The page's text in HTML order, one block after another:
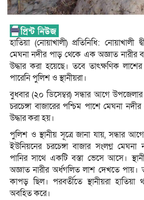
হাতিয়া (নোয়াখালী) প্রতিনিধি: নোয়াখালী
মেঘনা নদীর পাড় থেকে এক অজ্ঞাত নারীর
উদ্ধার করা হয়েছে। তবে তাৎক্ষণিক
পারেনি পুলিশ ও স্থানীয়রা।
বুধবার (২০ ডিসেম্বর) সন্ধার আগে
চরচেঙ্গা বাজারের পশ্চিম পাশে মেঘনা
উদ্ধার করা হয়।
পুলিশ ও স্থানীয় সূত্রে জানা যায়, সন্ধার
ইউনিয়নের চরচেঙ্গা বাজার সংলগ্ন
পানির সাথে একটি বস্তা ভেসে আসে।
অজ্ঞাত নারীর অর্ধগলিত লাশ দেখতে পায়।
কাপড় ছিল। পরবর্তীতে স্থানীয়রা হাতিয়া
অবহিত করে।